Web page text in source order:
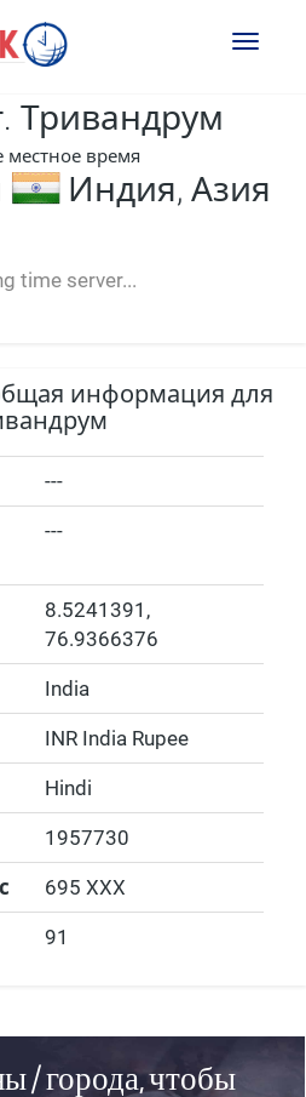
Toggle
Тривандрум
местное время
Индия, Азия
time server...
-- ---- ----
информация для
---
---
8.5241391 ,
76.9366376
India
INR India Rupee
Hindi
1957730
695 XXX
91
/ города, чтобы